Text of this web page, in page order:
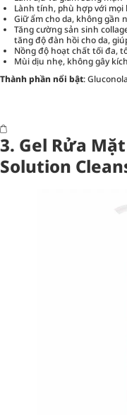
Lành tính, phù hợp với mọi
Giữ ẩm cho da, không gần
Tăng cường sản sinh
tăng độ đàn hồi cho da,
Nồng độ hoạt chất tối đa,
Mùi dịu nhẹ, không gây
Thành phần nổi bật:
3. Gel Rửa
Solution